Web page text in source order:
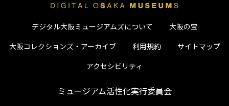
デジタル大阪ミュージアムズについて
大阪の宝
大阪コレクションズ・アーカイブ
利用規約
サイトマップ
アクセシビリティ
ミュージアム活性化実行委員会